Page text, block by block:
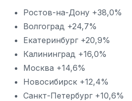
Ростов-на-Дону +38,0%
Волгоград +24,7%
Екатеринбург +20,9%
Калининград +16,0%
Москва +14,6%
Новосибирск +12,4%
Санкт-Петербург +10,6%